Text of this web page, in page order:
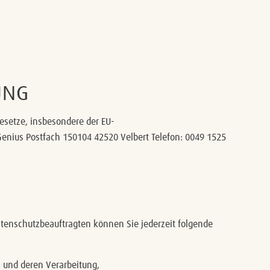
insbesondere der EU-
Postfach 150104 42520 Velbert Telefon: 0049 1525
können Sie jederzeit folgende
deren Verarbeitung,